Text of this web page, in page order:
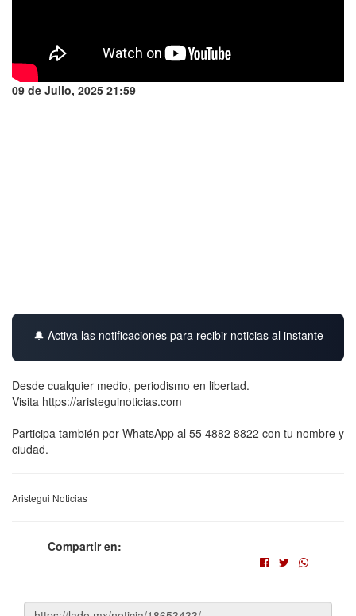
09 de Julio, 2025 21:59
🔔 Activa las notificaciones para recibir noticias al instante
Desde cualquier medio, periodismo en libertad.
Visita https://aristeguinoticias.com
Participa también por WhatsApp al 55 4882 8822 con tu nombre y
ciudad.
Aristegui Noticias
Compartir en: